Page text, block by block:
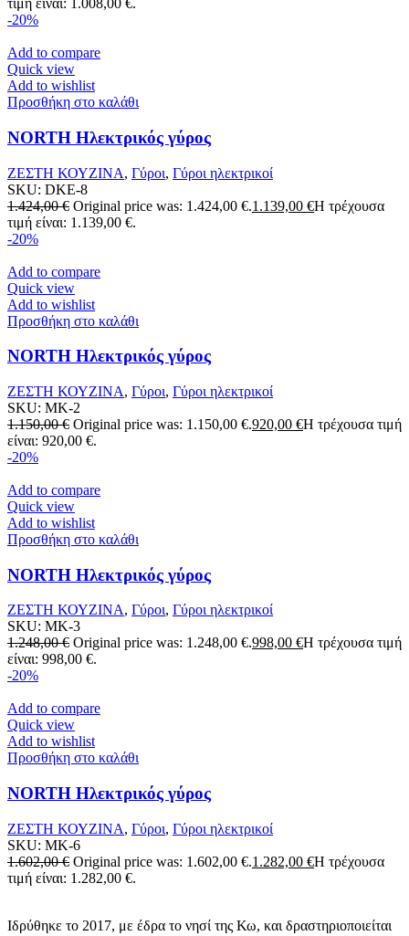
τιμή είναι: 1.008,00 €.
-20%
Add to compare
Quick view
Add to wishlist
Προσθήκη στο καλάθι
NORTH Ηλεκτρικός γύρος
ΖΕΣΤΗ ΚΟΥΖΙΝΑ, Γύροι, Γύροι ηλεκτρικοί
SKU: DKE-8
1.424,00€ Original price was: 1.424,00 €.1.139,00 €Η τρέχουσα
τιμή είναι: 1.139,00 €.
-20%
Add to compare
Quick view
Add to wishlist
Προσθήκη στο καλάθι
NORTH Ηλεκτρικός γύρος
ΖΕΣΤΗ ΚΟΥΖΙΝΑ, Γύροι, Γύροι ηλεκτρικοί
SKU: MK-2
1.150,00€ Original price was: 1.150,00 €.920,00 €Η τρέχουσα τιμή
είναι: 920,00 €.
-20%
Add to compare
Quick view
Add to wishlist
Προσθήκη στο καλάθι
NORTH Ηλεκτρικός γύρος
ΖΕΣΤΗ ΚΟΥΖΙΝΑ, Γύροι, Γύροι ηλεκτρικοί
SKU: MK-3
1.248,00€ Original price was: 1.248,00 €.998,00 €Η τρέχουσα τιμή
είναι: 998,00 €.
-20%
Add to compare
Quick view
Add to wishlist
Προσθήκη στο καλάθι
NORTH Ηλεκτρικός γύρος
ΖΕΣΤΗ ΚΟΥΖΙΝΑ, Γύροι, Γύροι ηλεκτρικοί
SKU: MK-6
1.602,00€ Original price was: 1.602,00 €.1.282,00 €Η τρέχουσα
τιμή είναι: 1.282,00 €.
Ιδρύθηκε το 2017, με έδρα το νησί της Κω, και δραστηριοποιείται